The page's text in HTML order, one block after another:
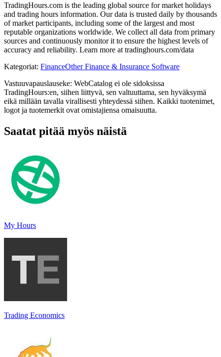
TradingHours.com is the leading global source for market holidays
and trading hours information. Our data is trusted daily by thousands
of market participants, including some of the largest and most
reputable organizations worldwide. We collect all data from primary
sources and continuously monitor it to ensure the highest levels of
accuracy and reliability. Learn more at tradinghours.com/data
Kategoriat: FinanceOther Finance & Insurance Software
Vastuuvapauslauseke: WebCatalog ei ole sidoksissa
TradingHours:en, siihen liittyvä, sen valtuuttama, sen hyväksymä
eikä millään tavalla virallisesti yhteydessä siihen. Kaikki tuotenimet,
logot ja tuotemerkit ovat omistajiensa omaisuutta.
Saatat pitää myös näistä
My Hours
Trading Economics